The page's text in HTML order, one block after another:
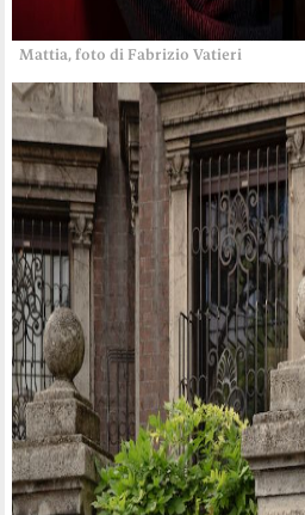
Mattia, foto di Fabrizio Vatieri